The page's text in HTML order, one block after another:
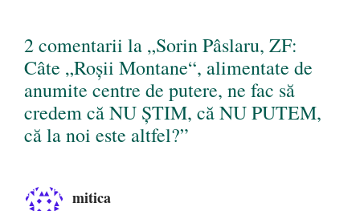
2 comentarii la „Sorin Pâslaru, ZF:
Câte „Roşii Montane“, alimentate de
anumite centre de putere, ne fac să
credem că NU ȘTIM, că NU PUTEM,
că la noi este altfel?”
mitica